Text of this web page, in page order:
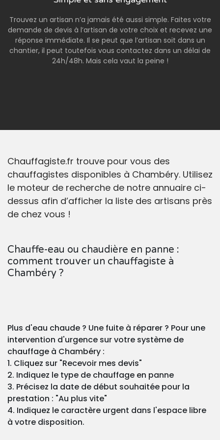
Trouvez un artisan n’a jamais été aussi simple. Faites votre
demande de devis à l’artisan de votre choix et recevez une
réponse immédiate. Il se peut que l’artisan soit dans un
chantier, il peut toutefois vous contactez dans un délai de
24h/48h. Mais cela vaut la peine !
Chauffagiste.fr trouve pour vous des
chauffagistes disponibles à Chambéry. Utilisez
le moteur de recherche de notre annuaire ci-
dessus afin d’afficher la liste des artisans près
de chez vous !
Chauffe-eau ou chaudière en panne :
comment trouver un chauffagiste à
Chambéry ?
Plus d'eau chaude ? Une fuite à réparer ? Pour une
intervention d'urgence sur votre système de
chauffage à Chambéry :
1. Cliquez sur "Recevoir mes devis"
2. Indiquez le type de chauffage en panne
3. Précisez la date de début souhaitée pour la
prestation : "Au plus vite"
4. Indiquez le caractère urgent dans l'espace libre
à votre disposition.